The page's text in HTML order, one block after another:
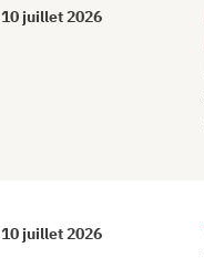
10 juillet 2026
10 juillet 2026